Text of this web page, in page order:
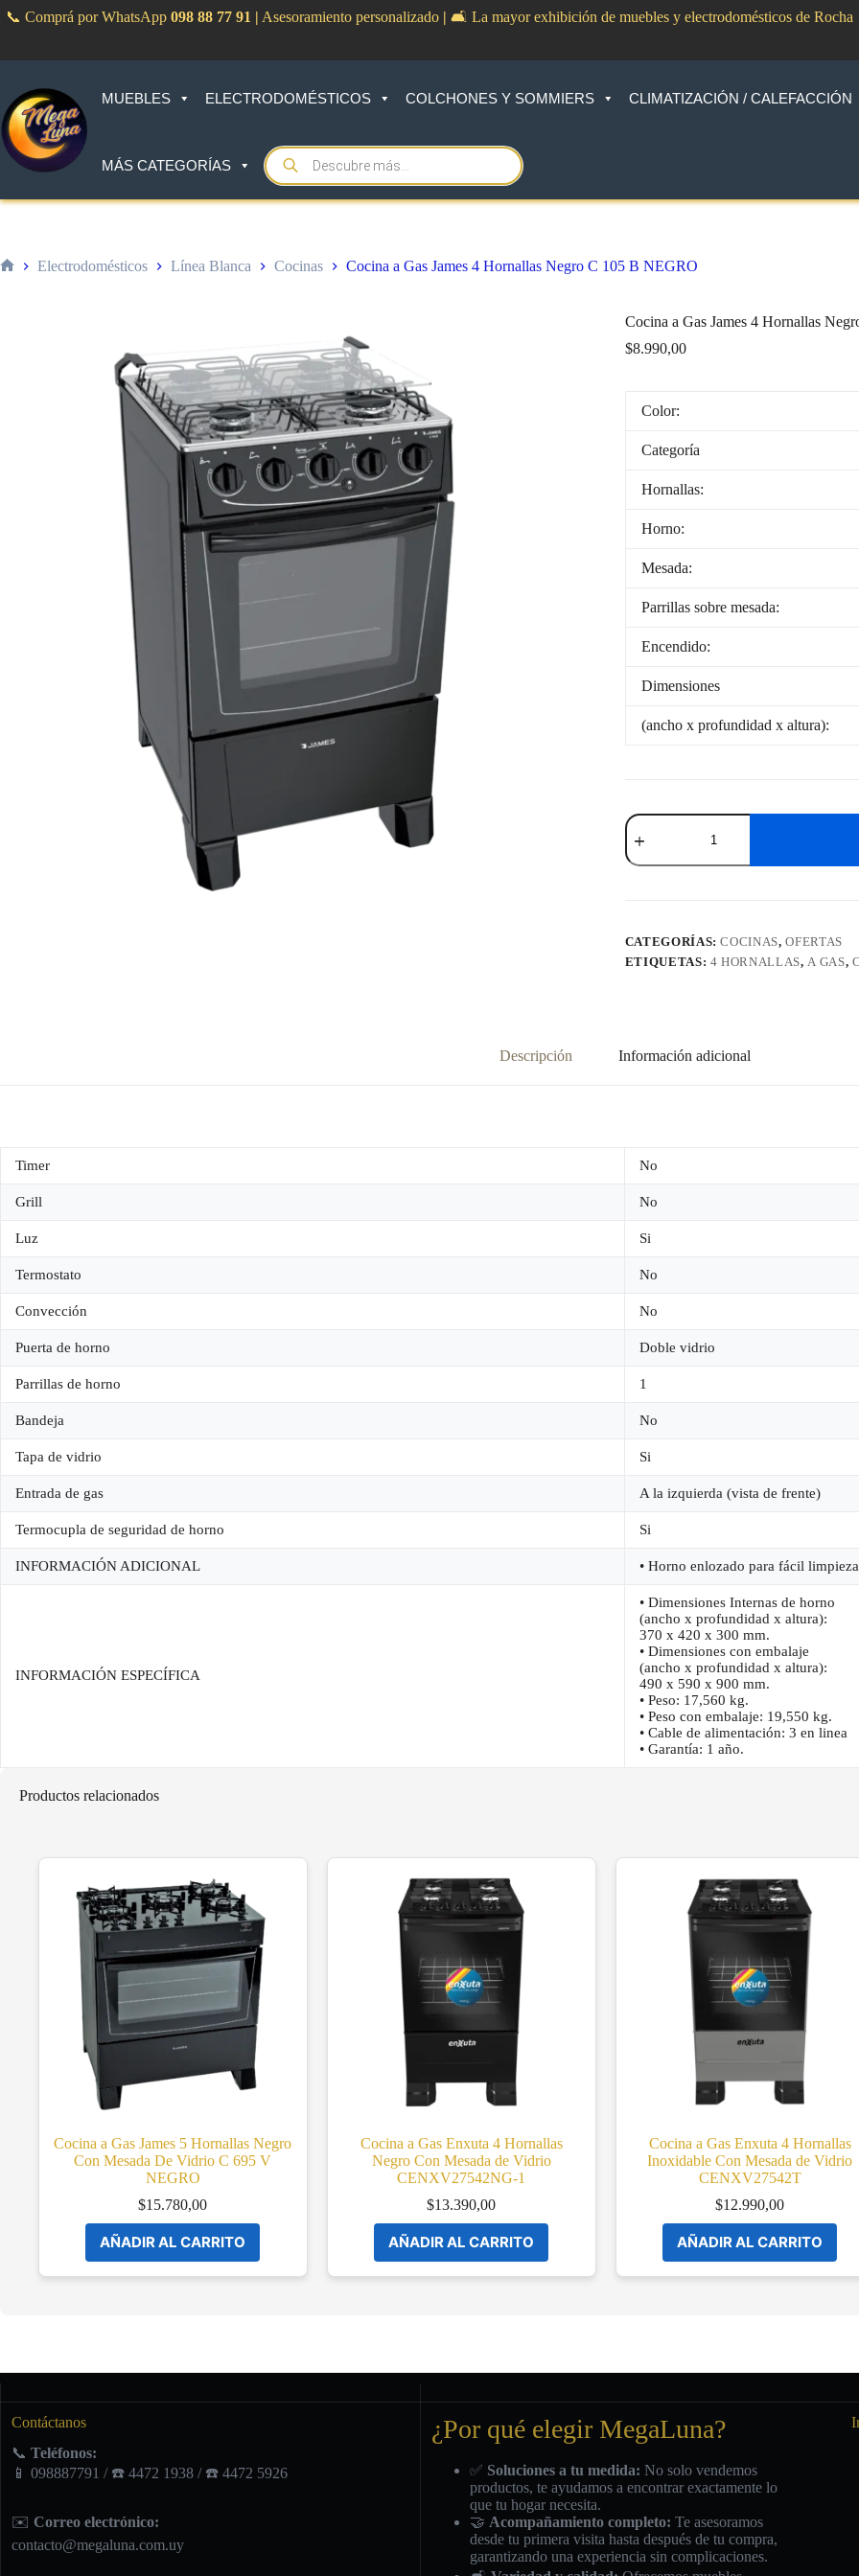
📞 Comprá por WhatsApp 098 88 77 91 | Asesoramiento personalizado | 🛋️ La mayor exhibición de muebles y electrodomésticos de Rocha
MUEBLES ELECTRODOMÉSTICOS COLCHONES Y SOMMIERS CLIMATIZACIÓN / CALEFACCIÓN
MÁS CATEGORÍAS
Products
search
Electrodomésticos Línea Blanca Cocinas Cocina a Gas James 4 Hornallas Negro C 105 B NEGRO
Cocina a Gas James 4 Hornallas
$8.990,00
Color:
Categoría
Hornallas:
Horno:
Mesada:
Parrillas sobre mesada:
Encendido:
Dimensiones
(ancho x profundidad x altura):
Cocina
Gas
James
C
105
B
CATEGORÍAS:COCINAS,OFERTAS
ETIQUETAS: 4 HORNALLAS,A GAS,
Descripción Información adicional
Timer No
Grill No
Luz Si
Termostato No
Convección No
Puerta de horno Doble vidrio
Parrillas de horno 1
Bandeja No
Tapa de vidrio Si
Entrada de gas A la izquierda (vista de frente)
Termocupla de seguridad de horno Si
INFORMACIÓN ADICIONAL • Horno enlozado para fácil
INFORMACIÓN ESPECÍFICA
• Dimensiones Internas de horno
(ancho x profundidad x altura):
370 x 420 x 300 mm.
• Dimensiones con embalaje
(ancho x profundidad x altura):
490 x 590 x 900 mm.
• Peso: 17,560 kg.
• Peso con embalaje: 19,550 kg.
• Cable de alimentación: 3 en linea
• Garantía: 1 año.
Productos relacionados
Cocina a Gas James 5 Hornallas Negro
Con Mesada De Vidrio C 695 V
NEGRO
$15.780,00
AÑADIR AL CARRITO
Cocina a Gas Enxuta 4 Hornallas
Negro Con Mesada de Vidrio
CENXV27542NG-1
$13.390,00
AÑADIR AL CARRITO
Cocina a Gas Enxuta 4 Hornallas
Inoxidable Con Mesada de Vidrio
CENXV27542T
$12.990,00
AÑADIR AL CARRITO
Contáctanos
📞 Teléfonos:
📱 098887791 / ☎️ 4472 1938 / ☎️ 4472 5926
✉️ Correo electrónico:
contacto@megaluna.com.uy
¿Por qué elegir MegaLuna?
✅ Soluciones a tu medida: No solo vendemos
productos, te ayudamos a encontrar exactamente lo
que tu hogar necesita.
🤝 Acompañamiento completo: Te asesoramos
desde tu primera visita hasta después de tu compra,
garantizando una experiencia sin complicaciones.